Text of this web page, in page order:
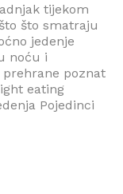
tijekom
što smatraju
jedenje
noću i
poznat
eating
Pojedinci